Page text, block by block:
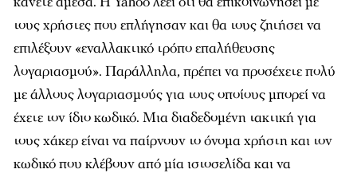
τους χρήστες που επλήγησαν και θα τους ζητήσει να
επιλέξουν «εναλλακτικό τρόπο επαλήθευσης
λογαριασμού». Παράλληλα, πρέπει να προσέχετε πολύ
με άλλους λογαριασμούς για τους οποίους μπορεί να
έχετε τον ίδιο κωδικό. Μια διαδεδομένη τακτική για
τους χάκερ είναι να παίρνουν το όνομα χρήστη και τον
κωδικό που κλέβουν από μία ιστοσελίδα και να